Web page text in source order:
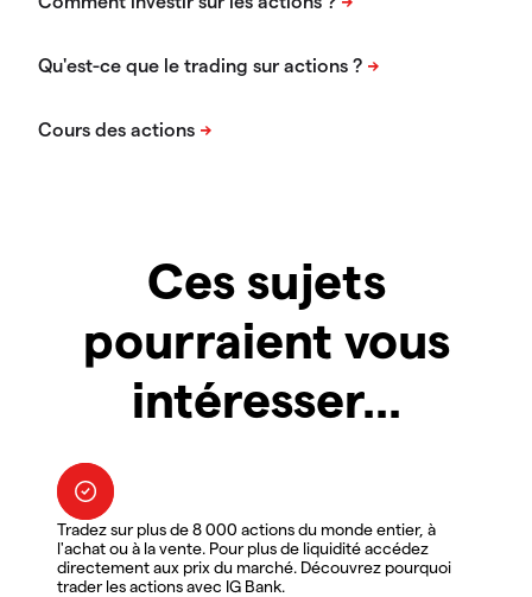
Ces sujets
pourraient vous
intéresser...
Tradez sur plus de 8 000 actions du monde entier, à
l'achat ou à la vente. Pour plus de liquidité accédez
directement aux prix du marché. Découvrez pourquoi
trader les actions avec IG Bank.